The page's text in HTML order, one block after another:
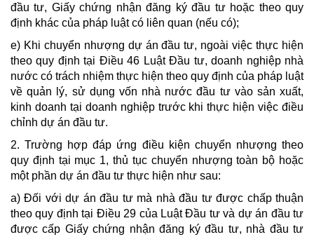
đầu tư, Giấy chứng nhận đăng ký đầu tư hoặc theo quy
định khác của pháp luật có liên quan (nếu có);
e) Khi chuyển nhượng dự án đầu tư, ngoài việc thực hiện
theo quy định tại Điều 46 Luật Đầu tư, doanh nghiệp nhà
nước có trách nhiệm thực hiện theo quy định của pháp luật
về quản lý, sử dụng vốn nhà nước đầu tư vào sản xuất,
kinh doanh tại doanh nghiệp trước khi thực hiện việc điều
chỉnh dự án đầu tư.
2. Trường hợp đáp ứng điều kiện chuyển nhượng theo
quy định tại mục 1, thủ tục chuyển nhượng toàn bộ hoặc
một phần dự án đầu tư thực hiện như sau:
a) Đối với dự án đầu tư mà nhà đầu tư được chấp thuận
theo quy định tại Điều 29 của Luật Đầu tư và dự án đầu tư
được cấp Giấy chứng nhận đăng ký đầu tư, nhà đầu tư